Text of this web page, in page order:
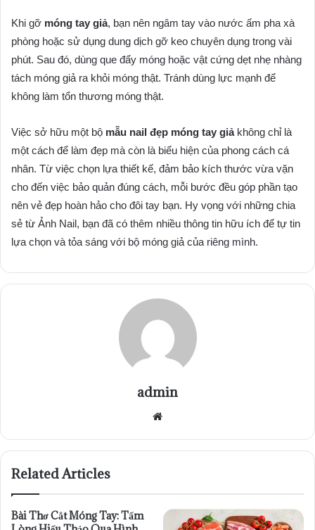
Khi gỡ móng tay giả, bạn nên ngâm tay vào nước ấm pha xà
phòng hoặc sử dụng dung dịch gỡ keo chuyên dụng trong vài
phút. Sau đó, dùng que đẩy móng hoặc vật cứng dẹt nhẹ nhàng
tách móng giả ra khỏi móng thật. Tránh dùng lực mạnh để
không làm tổn thương móng thật.
Việc sở hữu một bộ mẫu nail đẹp móng tay giảkhông chỉ là
một cách để làm đẹp mà còn là biểu hiện của phong cách cá
nhân. Từ việc chọn lựa thiết kế, đảm bảo kích thước vừa vặn
cho đến việc bảo quản đúng cách, mỗi bước đều góp phần tạo
nên vẻ đẹp hoàn hảo cho đôi tay bạn. Hy vọng với những chia
sẻ từ Ảnh Nail, bạn đã có thêm nhiều thông tin hữu ích để tự tin
lựa chọn và tỏa sáng với bộ móng giả của riêng mình.
admin
Website
Related Articles
Bài Thơ Cắt Móng Tay: Tấm